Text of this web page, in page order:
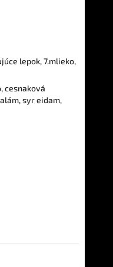
lepok, 7.mlieko,
cesnaková
syr eidam,